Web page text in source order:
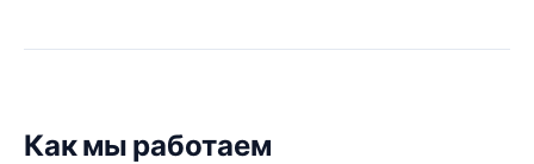
Как мы работаем